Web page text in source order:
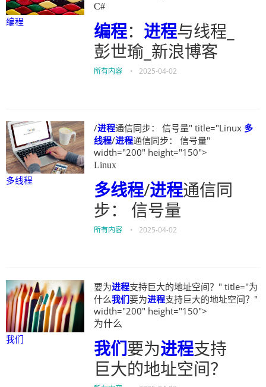
编程
C#
编程： 进程与线程_
彭世瑜_新浪博客
所有内容 • 2025-04-02
多线程
/进程通信同步： 信号量" title="Linux 多
线程/进程通信同步： 信号量"
width="200" height="150">
Linux
多线程/进程通信同
步： 信号量
所有内容 • 2025-04-02
我们
要为进程支持巨大的地址空间？" title="为
什么我们要为进程支持巨大的地址空间？"
width="200" height="150">
为什么
我们要为进程支持
巨大的地址空间？